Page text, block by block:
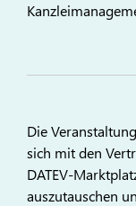
Die
sich mit den
DATEV-
auszutauschen